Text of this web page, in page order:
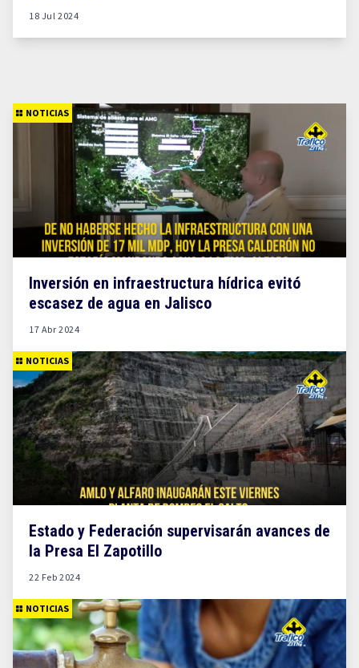
18 Jul 2024
NOTICIAS
Inversión en infraestructura hídrica evitó
escasez de agua en Jalisco
17 Abr 2024
NOTICIAS
Estado y Federación supervisarán avances de
la Presa El Zapotillo
22 Feb 2024
NOTICIAS